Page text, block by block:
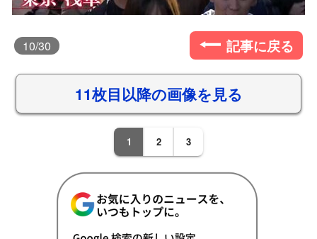
10/30 記事に戻る
11枚目以降の画像を見る
1 2 3